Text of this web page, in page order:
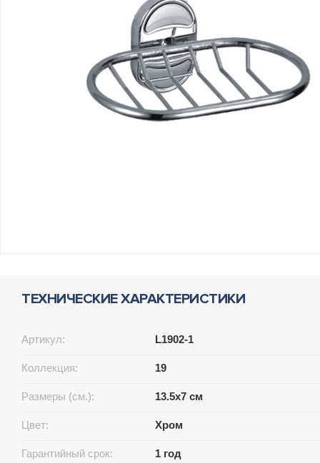
ТЕХНИЧЕСКИЕ ХАРАКТЕРИСТИКИ
Артикул: L1902-1
Коллекция: 19
Размеры (см.): 13.5x7 см
Цвет: Хром
Гарантийный срок: 1 год